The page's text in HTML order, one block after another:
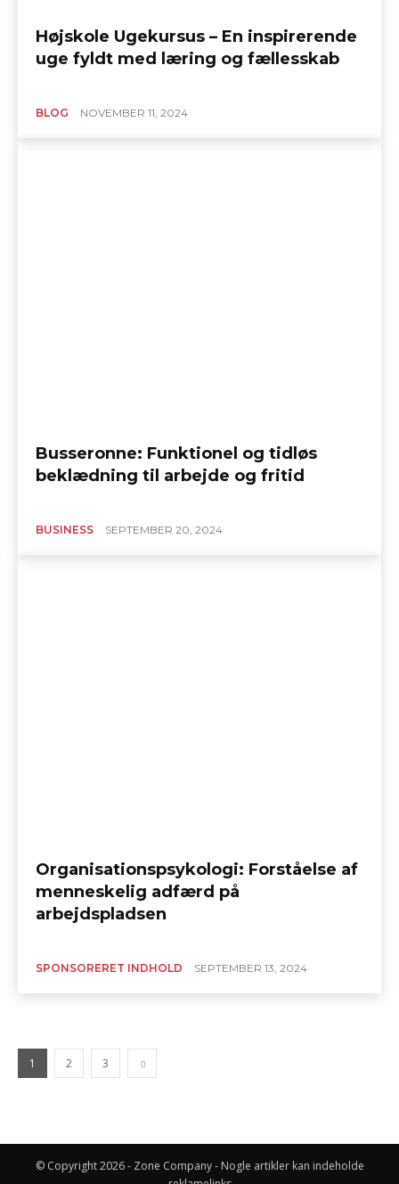
Højskole Ugekursus – En inspirerende
uge fyldt med læring og fællesskab
BLOG NOVEMBER 11, 2024
Busseronne: Funktionel og tidløs
beklædning til arbejde og fritid
BUSINESS SEPTEMBER 20, 2024
Organisationspsykologi: Forståelse af
menneskelig adfærd på
arbejdspladsen
SPONSORERET INDHOLD SEPTEMBER 13, 2024
1 2 3
© Copyright 2026 - Zone Company - Nogle artikler kan indeholde